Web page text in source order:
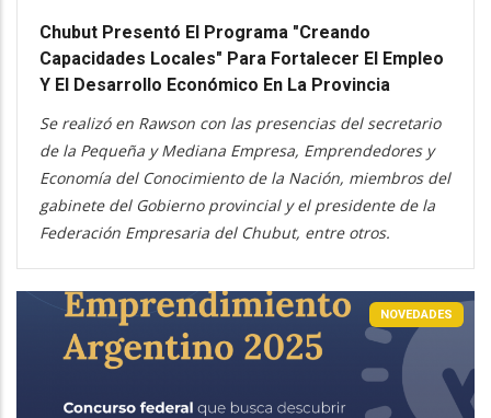
Chubut Presentó El Programa "Creando
Capacidades Locales" Para Fortalecer El Empleo
Y El Desarrollo Económico En La Provincia
Se realizó en Rawson con las presencias del secretario
de la Pequeña y Mediana Empresa, Emprendedores y
Economía del Conocimiento de la Nación, miembros del
gabinete del Gobierno provincial y el presidente de la
Federación Empresaria del Chubut, entre otros.
NOVEDADES